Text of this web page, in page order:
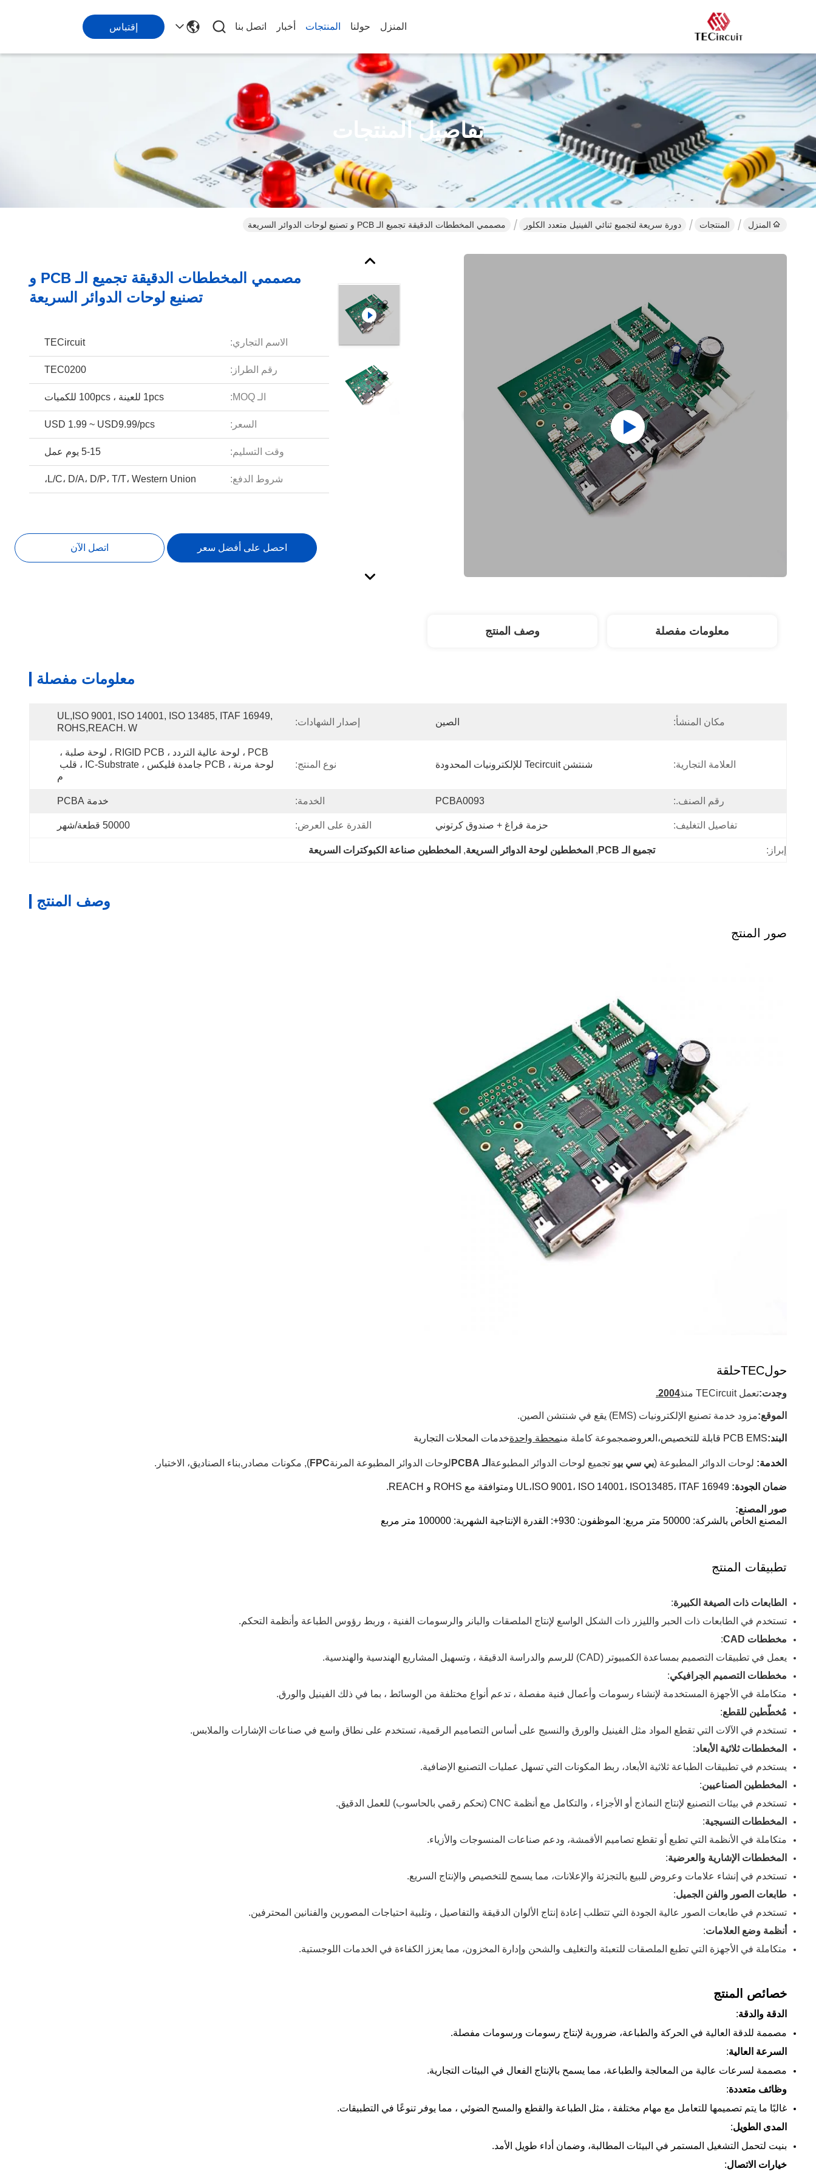
المنزل حولنا المنتجات أخبار اتصل بنا إقتباس
تفاصيل المنتجات
المنزل المنتجات دورة سريعة لتجميع ثنائي الفينيل متعدد الكلور مصممي المخططات الدقيقة تجميع الـ PCB و تصنيع لوحات الدوائر السريعة
مصممي المخططات الدقيقة تجميع الـ PCB و
تصنيع لوحات الدوائر السريعة
الاسم التجاري: TECircuit
رقم الطراز: TEC0200
الـ MOQ: 1pcs للعينة ، 100pcs للكميات
السعر: USD 1.99 ~ USD9.99/pcs
وقت التسليم: 5-15 يوم عمل
شروط الدفع: L/C، D/A، D/P، T/T، Western Union،
احصل على أفضل سعر اتصل الآن
معلومات مفصلة وصف المنتج
معلومات مفصلة
مكان المنشأ: الصين إصدار الشهادات:
UL,ISO 9001, ISO 14001, ISO 13485, ITAF 16949,
ROHS,REACH. W
العلامة التجارية: شنتشن Tecircuit للإلكترونيات المحدودة نوع المنتج:
م
رقم الصنف.: PCBA0093 الخدمة: خدمة PCBA
تفاصيل التغليف: حزمة فراغ + صندوق كرتوني القدرة على العرض: 50000 قطعة/شهر
إبراز: تجميع الـ PCB , المخططين لوحة الدوائر السريعة, المخططين صناعة الكبوكترات السريعة
وصف المنتج
صور المنتج
حولTECحلقة
وجدت:تعمل TECircuit منذ 2004.
الموقع:مزود خدمة تصنيع الإلكترونيات (EMS) يقع في شنتشن الصين.
البند:PCB EMS قابلة للتخصيص، العروضمجموعة كاملة منمحطة واحدةخدمات المحلات التجارية
الخدمة: لوحات الدوائر المطبوعة (بي سي بيو تجميع لوحات الدوائر المطبوعة الـ PCBA لوحات الدوائر المطبوعة المرنةFPC), مكونات مصادر ,بناء الصناديق، الاختبار.
ضمان الجودة: UL،ISO 9001، ISO 14001، ISO13485، ITAF 16949 ومتوافقة مع ROHS و REACH.
صور المصنع:
المصنع الخاص بالشركة: 50000 متر مربع: الموظفون: 930+: القدرة الإنتاجية الشهرية: 100000 متر مربع
تطبيقات المنتج
الطابعات ذات الصيغة الكبيرة:
تستخدم في الطابعات ذات الحبر والليزر ذات الشكل الواسع لإنتاج الملصقات والبانر والرسومات الفنية ، وربط رؤوس الطباعة وأنظمة التحكم.
مخططات CAD
:
يعمل في تطبيقات التصميم بمساعدة الكمبيوتر (CAD) للرسم والدراسة الدقيقة ، وتسهيل المشاريع الهندسية والهندسية.
مخططات التصميم الجرافيكي:
متكاملة في الأجهزة المستخدمة لإنشاء رسومات وأعمال فنية مفصلة ، تدعم أنواع مختلفة من الوسائط ، بما في ذلك الفينيل والورق.
مُخطّطين للقطع:
تستخدم في الآلات التي تقطع المواد مثل الفينيل والورق والنسيج على أساس التصاميم الرقمية، تستخدم على نطاق واسع في صناعات الإشارات والملابس.
المخططات ثلاثية الأبعاد:
يستخدم في تطبيقات الطباعة ثلاثية الأبعاد، ربط المكونات التي تسهل عمليات التصنيع الإضافية.
المخططين الصناعيين:
تستخدم في بيئات التصنيع لإنتاج النماذج أو الأجزاء ، والتكامل مع أنظمة CNC (تحكم رقمي بالحاسوب) للعمل الدقيق.
المخططات النسيجية:
متكاملة في الأنظمة التي تطبع أو تقطع تصاميم الأقمشة، ودعم صناعات المنسوجات والأزياء.
المخططات الإشارية والعرضية:
تستخدم في إنشاء علامات وعروض للبيع بالتجزئة والإعلانات، مما يسمح للتخصيص والإنتاج السريع.
طابعات الصور والفن الجميل:
تستخدم في طابعات الصور عالية الجودة التي تتطلب إعادة إنتاج الألوان الدقيقة والتفاصيل ، وتلبية احتياجات المصورين والفنانين المحترفين.
أنظمة وضع العلامات:
متكاملة في الأجهزة التي تطبع الملصقات للتعبئة والتغليف والشحن وإدارة المخزون، مما يعزز الكفاءة في الخدمات اللوجستية.
خصائص المنتج
الدقة والدقة:
مصممة للدقة العالية في الحركة والطباعة، ضرورية لإنتاج رسومات ورسومات مفصلة.
السرعة العالية:
مصممة لسرعات عالية من المعالجة والطباعة، مما يسمح بالإنتاج الفعال في البيئات التجارية.
وظائف متعددة:
غالبًا ما يتم تصميمها للتعامل مع مهام مختلفة ، مثل الطباعة والقطع والمسح الضوئي ، مما يوفر تنوعًا في التطبيقات.
المدى الطويل:
بنيت لتحمل التشغيل المستمر في البيئات المطالبة، وضمان أداء طويل الأمد.
خيارات الاتصال: